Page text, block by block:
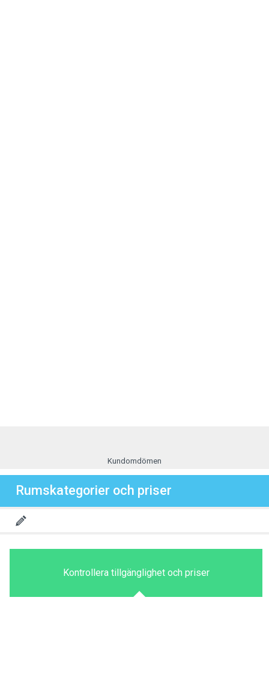
Kundomdömen
Rumskategorier och priser
Kontrollera tillgänglighet och priser